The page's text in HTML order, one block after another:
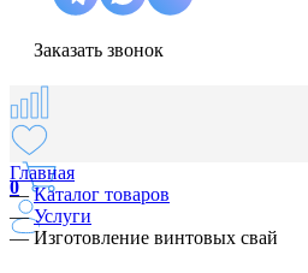
Заказать звонок
0
Главная
—Каталог товаров
—Услуги
—Изготовление винтовых свай